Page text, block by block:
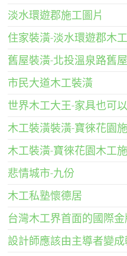
淡水環遊郡施工圖片
住家裝潢-淡水環遊郡木
舊屋裝潢-北投溫泉路舊
市民大道木工裝潢
世界木工大王-家具也可
木工裝潢裝潢-寶徠花園
木工裝潢-寶徠花園木工
悲情城市-九份
木工私塾懷德居
台灣木工界首面的國際
設計師應該由主導者變成